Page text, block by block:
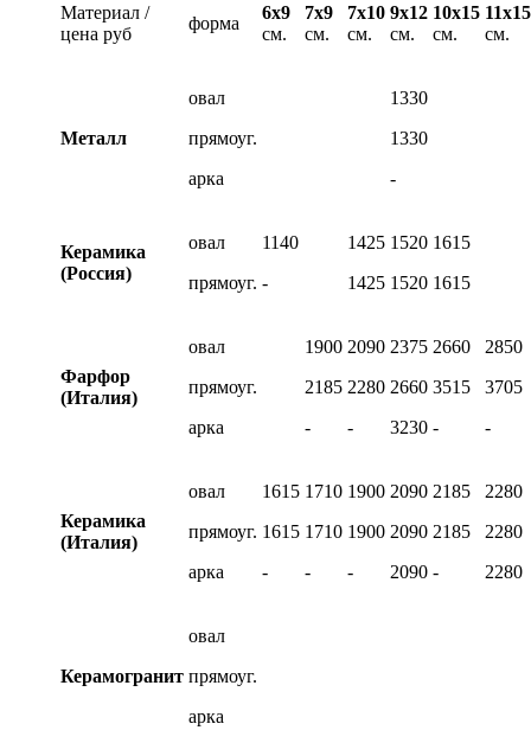
Материал /
цена руб
форма
6х9
см.
7х9
см.
7х10
см.
9х12
см.
10х15
см.
11х15
см.
Металл
овал
прямоуг.
арка
1330
1330
-
Керамика
(Россия)
овал
прямоуг.
1140
-
1425
1425
1520
1520
1615
1615
Фарфор
(Италия)
овал
прямоуг.
арка
1900
2185
-
2090
2280
-
2375
2660
3230
2660
3515
-
2850
3705
-
Керамика
(Италия)
овал
прямоуг.
арка
1615
1615
-
1710
1710
-
1900
1900
-
2090
2090
2090
2185
2185
-
2280
2280
2280
Керамогранит
овал
прямоуг.
арка